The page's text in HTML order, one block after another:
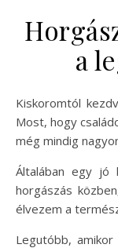
a
Kiskoromtól kezdve mindig nagyon szerettem horgászni.
Most, hogy
még mindig
Általában egy jó
horgászás
élvezem a
Legutóbb,